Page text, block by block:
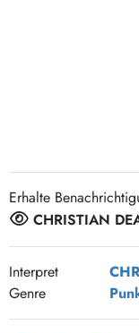
Erhalte
CHRISTIAN
Interpret
Genre